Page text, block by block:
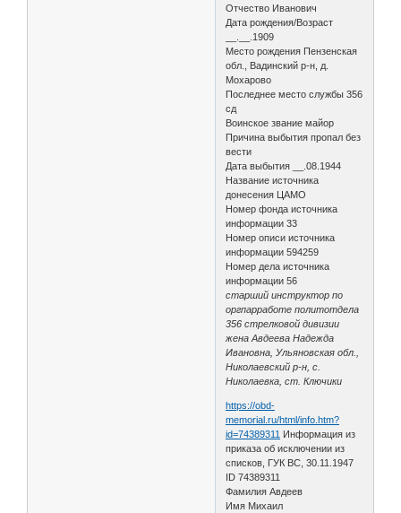
Отчество Иванович
Дата рождения/Возраст
__.__.1909
Место рождения Пензенская
обл., Вадинский р-н, д.
Мохарово
Последнее место службы 356
сд
Воинское звание майор
Причина выбытия пропал без
вести
Дата выбытия __.08.1944
Название источника
донесения ЦАМО
Номер фонда источника
информации 33
Номер описи источника
информации 594259
Номер дела источника
информации 56
старший инструктор по
оргпарработе политотдела
356 стрелковой дивизии
жена Авдеева Надежда
Ивановна, Ульяновская обл.,
Николаевский р-н, с.
Николаевка, ст. Ключики
https://obd-
memorial.ru/html/info.htm?
id=74389311 Информация из
приказа об исключении из
списков, ГУК ВС, 30.11.1947
ID 74389311
Фамилия Авдеев
Имя Михаил